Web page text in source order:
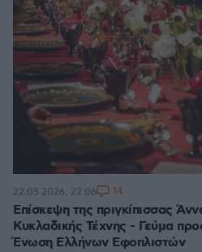
Επίσκεψη της πριγκίπισσας
Κυκλαδικής Τέχνης - Γεύμα
Ένωση Ελλήνων Εφοπλιστών
22.05.2026, 22:06 14